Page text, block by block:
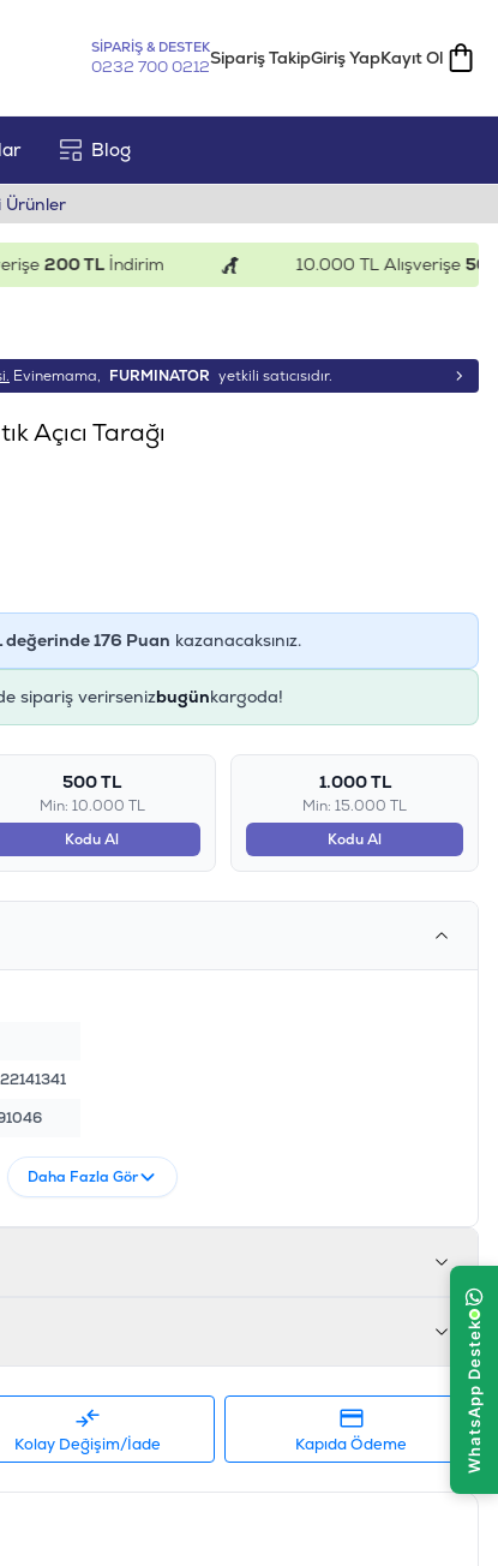
SİPARİŞ & DESTEK
0232 700 0212Sipariş TakipGiriş YapKayıt Ol
Blog
Ürünler
200 TLİndirim 10.000 TL Alışverişe500 TL
Evinemama, FURMINATOR yetkili satıcısıdır.
Açıcı Tarağı
değerinde176 Puan kazanacaksınız.
sipariş verirsenizbugünkargoda!
500 TL
Min: 10.000 TL
Kodu Al
1.000 TL
Min: 15.000 TL
Kodu Al
Daha Fazla Gör
Kolay Değişim/İade Kapıda Ödeme